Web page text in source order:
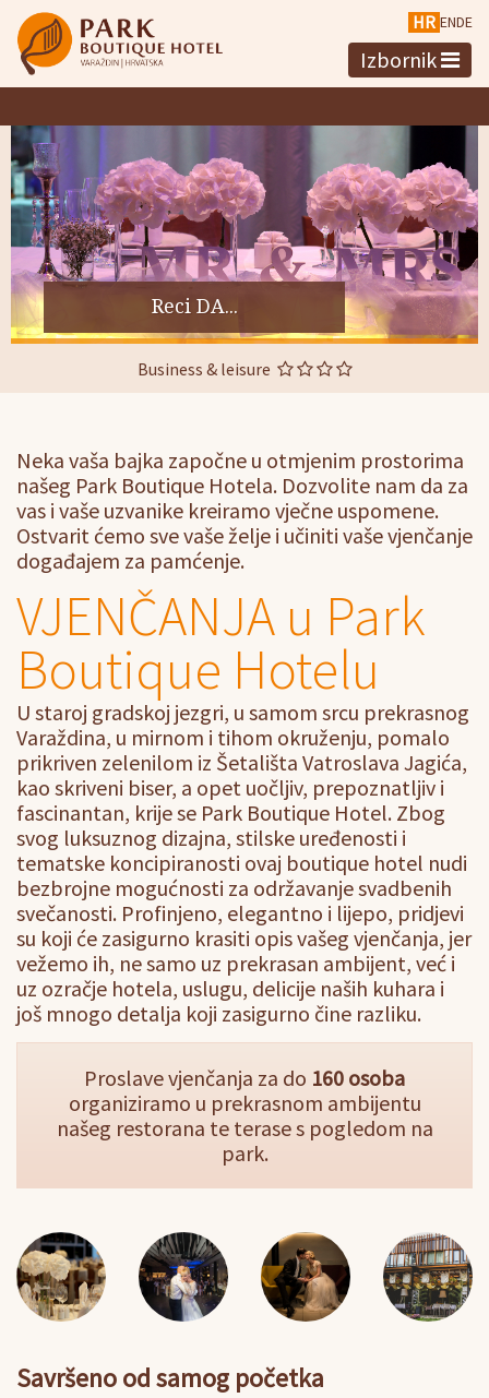
HR ENDE
Izbornik
Reci DA...
Business & leisure
Neka vaša bajka započne u otmjenim prostorima
našeg Park Boutique Hotela. Dozvolite nam da za
vas i vaše uzvanike kreiramo vječne uspomene.
Ostvarit ćemo sve vaše želje i učiniti vaše vjenčanje
događajem za pamćenje.
VJENČANJA u Park
Boutique Hotelu
U staroj gradskoj jezgri, u samom srcu prekrasnog
Varaždina, u mirnom i tihom okruženju, pomalo
prikriven zelenilom iz Šetališta Vatroslava Jagića,
kao skriveni biser, a opet uočljiv, prepoznatljiv i
fascinantan, krije se Park Boutique Hotel. Zbog
svog luksuznog dizajna, stilske uređenosti i
tematske koncipiranosti ovaj boutique hotel nudi
bezbrojne mogućnosti za održavanje svadbenih
svečanosti. Profinjeno, elegantno i lijepo, pridjevi
su koji će zasigurno krasiti opis vašeg vjenčanja, jer
vežemo ih, ne samo uz prekrasan ambijent, već i
uz ozračje hotela, uslugu, delicije naših kuhara i
još mnogo detalja koji zasigurno čine razliku.
Proslave vjenčanja za do 160 osoba
organiziramo u prekrasnom ambijentu
našeg restorana te terase s pogledom na
park.
Savršeno od samog početka